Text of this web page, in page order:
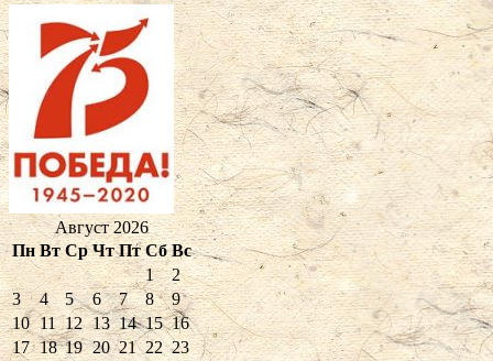
Август 2026
Пн Вт Ср Чт Пт Сб Вс
1
2
3
4 5 6 7 8
9
10 11 12 13 14 15 16
17 18 19 20 21 22 23